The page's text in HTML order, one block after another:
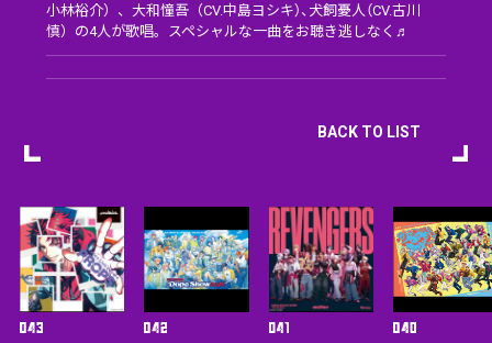
小林裕介）、大和憧吾（CV.中島ヨシキ）、犬飼憂人（CV.古川
慎）の4人が歌唱。スペシャルな一曲をお聴き逃しなく♬
BACK TO LIST